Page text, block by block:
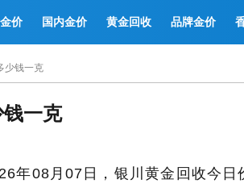
价 国内金价 黄金回收 品牌金价
少钱一克
一克
年08月07日，银川黄金回收今日